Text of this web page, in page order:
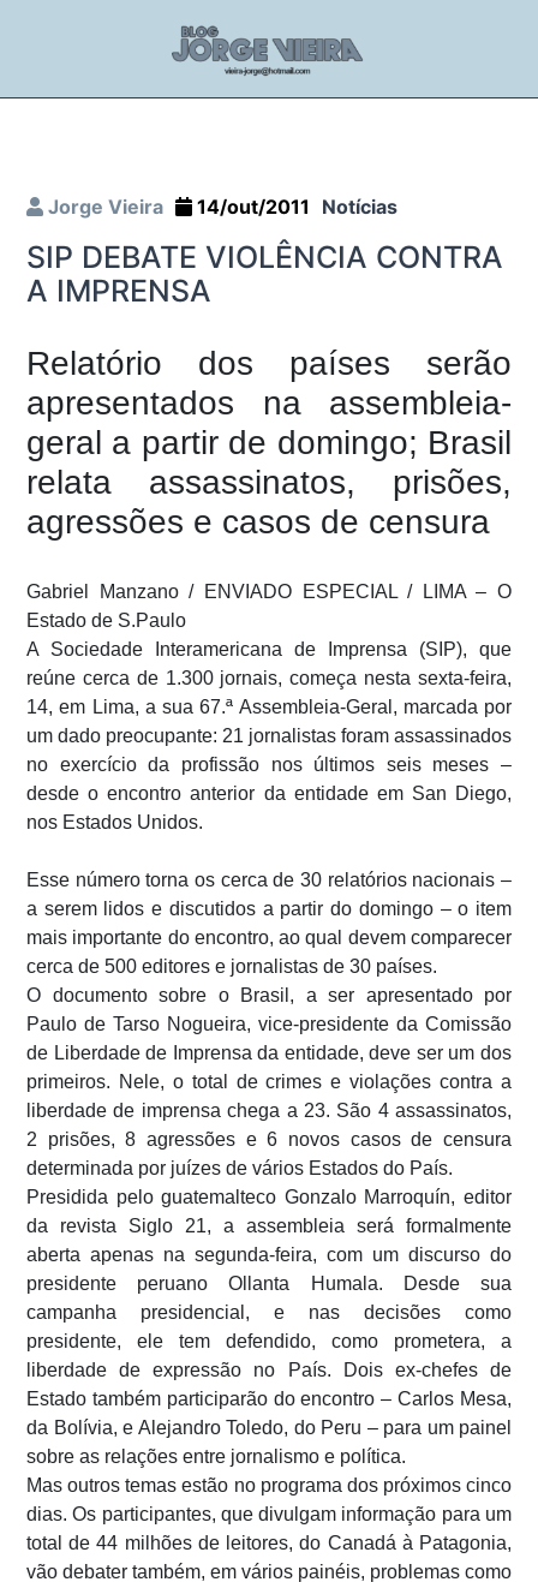
Jorge Vieira 14/out/2011 Notícias
SIP DEBATE VIOLÊNCIA CONTRA
A IMPRENSA
Relatório dos países serão
apresentados na assembleia-
geral a partir de domingo; Brasil
relata assassinatos, prisões,
agressões e casos de censura
Gabriel Manzano / ENVIADO ESPECIAL / LIMA – O
Estado de S.Paulo
A Sociedade Interamericana de Imprensa (SIP), que
reúne cerca de 1.300 jornais, começa nesta sexta-feira,
14, em Lima, a sua 67.ª Assembleia-Geral, marcada por
um dado preocupante: 21 jornalistas foram assassinados
no exercício da profissão nos últimos seis meses –
desde o encontro anterior da entidade em San Diego,
nos Estados Unidos.
Esse número torna os cerca de 30 relatórios nacionais –
a serem lidos e discutidos a partir do domingo – o item
mais importante do encontro, ao qual devem comparecer
cerca de 500 editores e jornalistas de 30 países.
O documento sobre o Brasil, a ser apresentado por
Paulo de Tarso Nogueira, vice-presidente da Comissão
de Liberdade de Imprensa da entidade, deve ser um dos
primeiros. Nele, o total de crimes e violações contra a
liberdade de imprensa chega a 23. São 4 assassinatos,
2 prisões, 8 agressões e 6 novos casos de censura
determinada por juízes de vários Estados do País.
Presidida pelo guatemalteco Gonzalo Marroquín, editor
da revista Siglo 21, a assembleia será formalmente
aberta apenas na segunda-feira, com um discurso do
presidente peruano Ollanta Humala. Desde sua
campanha presidencial, e nas decisões como
presidente, ele tem defendido, como prometera, a
liberdade de expressão no País. Dois ex-chefes de
Estado também participarão do encontro – Carlos Mesa,
da Bolívia, e Alejandro Toledo, do Peru – para um painel
sobre as relações entre jornalismo e política.
Mas outros temas estão no programa dos próximos cinco
dias. Os participantes, que divulgam informação para um
total de 44 milhões de leitores, do Canadá à Patagonia,
vão debater também, em vários painéis, problemas como